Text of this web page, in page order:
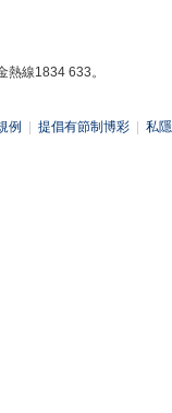
熱線1834 633。
例 提倡有節制博彩 私